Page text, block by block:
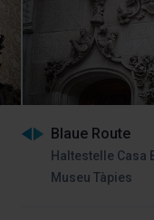
Blaue Route
Haltestelle Casa
Museu Tàpies